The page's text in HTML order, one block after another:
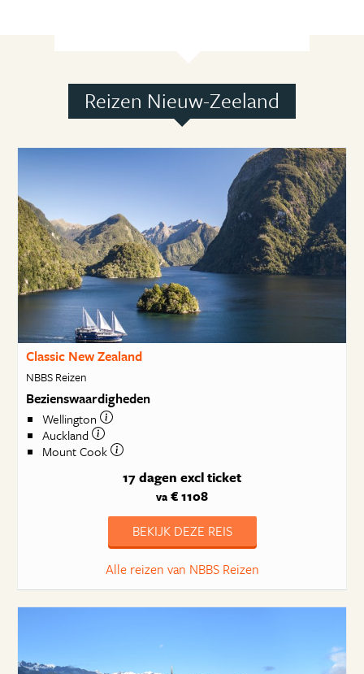
Reizen Nieuw-Zeeland
Classic New Zealand
NBBS Reizen
Bezienswaardigheden
Wellington
Auckland
Mount Cook
17 dagen excl ticket
va € 1108
BEKIJK DEZE REIS
Alle reizen van NBBS Reizen